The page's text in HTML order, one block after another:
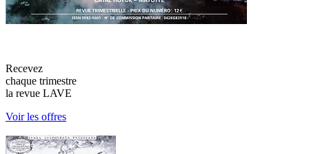
Recevez
chaque trimestre
la revue LAVE
Voir les offres